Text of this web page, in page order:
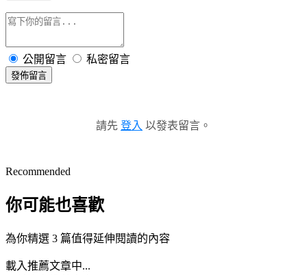
公開留言 私密留言
發佈留言
請先 登入 以發表留言。
Recommended
你可能也喜歡
為你精選 3 篇值得延伸閱讀的內容
載入推薦文章中...